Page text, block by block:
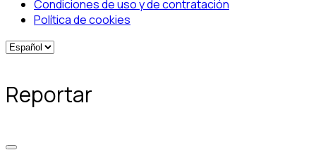
Condiciones de uso y de contratación
Política de cookies
Reportar